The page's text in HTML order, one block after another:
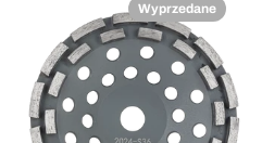
Wyprzedane